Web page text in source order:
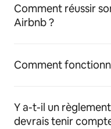
Comment réussir
Airbnb ?
Comment
Y a-t-il un
devrais tenir